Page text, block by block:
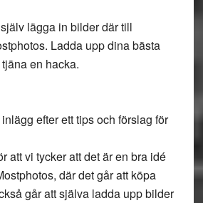
lägga in bilder där till
Ladda upp dina bästa
en hacka.
efter ett tips och förslag för
att vi tycker att det är en bra idé
där det går att köpa
går att själva ladda upp bilder